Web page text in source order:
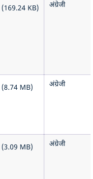
(169.24 KB) अंग्रेजी
(8.74 MB) अंग्रेजी
(3.09 MB) अंग्रेजी